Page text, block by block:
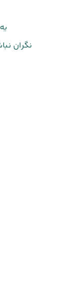
نگران